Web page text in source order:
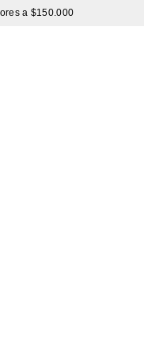
a $150.000